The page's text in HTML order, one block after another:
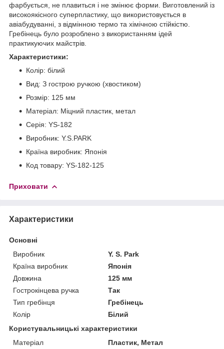
фарбується, не плавиться і не змінює форми. Виготовлений із
високоякісного суперпластику, що використовується в
авіабудуванні, з відмінною термо та хімічною стійкістю.
Гребінець було розроблено з використанням ідей
практикуючих майстрів.
Характеристики:
Колір: білий
Вид: З гострою ручкою (хвостиком)
Розмір: 125 мм
Матеріал: Міцний пластик, метал
Серія: YS-182
Виробник: Y.S.PARK
Країна виробник: Японія
Код товару: YS-182-125
Приховати
Характеристики
Основні
Виробник
Y. S. Park
Країна виробник
Японія
Довжина
125 мм
Гострокінцева ручка
Так
Тип гребінця
Гребінець
Колір
Білий
Користувальницькі характеристики
Матеріал
Пластик, Метал